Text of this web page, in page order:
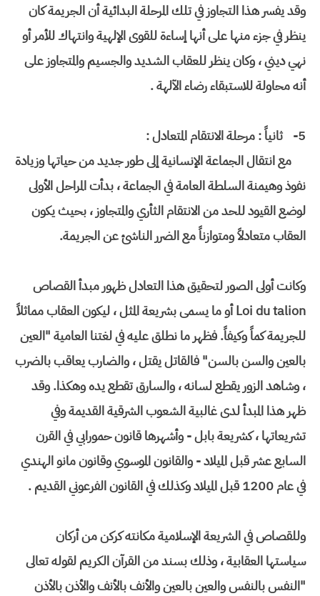
وقد يفسر هذا التجاوز في تلك المرحلة البدائية أن الجريمة كان
ينظر في جزء منها على أنها إساءة للقوى الإلهية وانتهاك للأمر أو
نهي ديني ، وكان ينظر للعقاب الشديد والجسيم والمتجاوز على
أنه محاولة للاستبقاء رضاء الآلهة .
5-
ثانياً : مرحلة الانتقام المتعادل :
مع انتقال الجماعة الإنسانية إلى طور جديد من حياتها وزيادة
نفوذ وهيمنة السلطة العامة في الجماعة ، بدأت المراحل الأولى
لوضع القيود للحد من الانتقام الثأري والمتجاوز ، بحيث يكون
العقاب متعادلاً ومتوازناً مع الضرر الناشئ عن الجريمة.
وكانت أولى الصور لتحقيق هذا التعادل ظهور مبدأ القصاص
Loi du talion أو ما يسمى بشريعة المثل ، ليكون العقاب مماثلاً
للجريمة كماً وكيفاً. فظهر ما نطلق عليه في لغتنا العامية "العين
بالعين والسن بالسن" فالقاتل يقتل ، والضارب يعاقب بالضرب
، وشاهد الزور يقطع لسانه ، والسارق تقطع يده وهكذا. وقد
ظهر هذا المبدأ لدى غالبية الشعوب الشرقية القديمة وفي
تشريعاتها ، كشريعة بابل - وأشهرها قانون حمورابي في القرن
السابع عشر قبل الميلاد - والقانون الموسوي وقانون مانو الهندي
في عام 1200 قبل الميلاد وكذلك في القانون الفرعوني القديم .
وللقصاص في الشريعة الإسلامية مكانته كركن من أركان
سياستها العقابية ، وذلك بسند من القرآن الكريم لقوله تعالى
"النفس بالنفس والعين بالعين والأنف بالأنف والأذن بالأذن